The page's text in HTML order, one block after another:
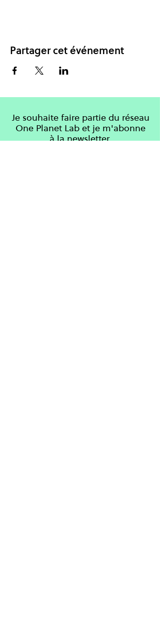
Partager cet événement
Je souhaite faire partie du réseau
One Planet Lab et je m'abonne
à la newsletter.